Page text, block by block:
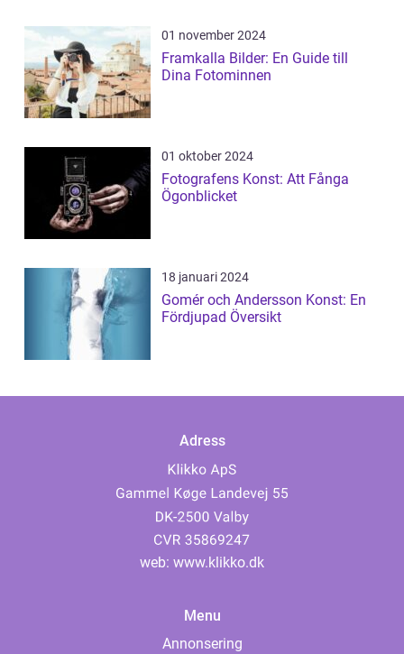
01 november 2024
Framkalla Bilder: En Guide till
Dina Fotominnen
01 oktober 2024
Fotografens Konst: Att Fånga
Ögonblicket
18 januari 2024
Gomér och Andersson Konst: En
Fördjupad Översikt
Adress
web: www.klikko.dk
Menu
Annonsering